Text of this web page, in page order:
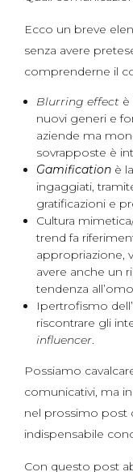
Ecco un breve
senza avere
comprenderne il
Blurring effect è
nuovi generi e
aziende ma
sovrapposte è
Gamification è
ingaggiati,
gratificazioni e
Cultura
trend fa
appropriazione,
avere anche un
tendenza
Ipertrofismo
riscontrare gli
influencer.
Possiamo
comunicativi, ma
nel prossimo post
indispensabile
Con questo post